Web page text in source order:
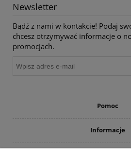
Newsletter
Bądź z nami w kontakcie! Podaj
chcesz otrzymywać informacje o
promocjach.
Pomoc
Informacje